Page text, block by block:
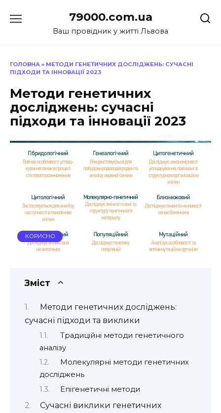
до
79000.com.ua
Ваш провідник у житті Львова
ГОЛОВНА » МЕТОДИ ГЕНЕТИЧНИХ ДОСЛІДЖЕНЬ: СУЧАСНІ
ПІДХОДИ ТА ІННОВАЦІЇ 2023
Методи генетичних
досліджень: сучасні
підходи та інновації 2023
КОРИСНО
Зміст
Методи генетичних досліджень:
сучасні підходи та виклики
Традиційні методи генетичного
аналізу
Молекулярні методи генетичних
досліджень
Епігенетичні методи
Сучасні виклики генетичних